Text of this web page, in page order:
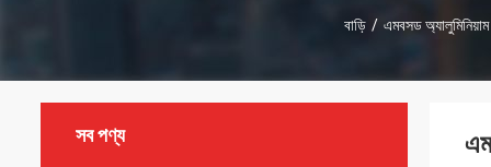
বাড়ি / এমবসড অ্যালুমিনিয়াম
সব পণ্য